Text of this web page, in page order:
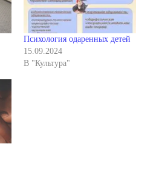
Психология одаренных детей
15.09.2024
В "Культура"